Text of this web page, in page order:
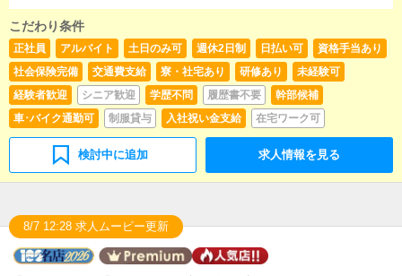
で、未経験の方でも安心して働けます。■企画の立案店
だきます。【新規のお客様の増加】【お客様のリピー
ト率の向上】【キャストの方の入店数の増加】など、
売上UPに繋がる施策の提案を行っていただきます。■
キャスト管理お店で働いていただいているキャストの
方が稼げるようにインターネットを使ったPR（写メ日
記）などの使い方などのアドバイスを行っていただき
ます。■PC更新業務ヘブンネットなど、ポータルサイ
ト等の店舗情報更新作業を行っていただきます。キャ
ストの出勤情報やイベント、求人ブログの作成となり
ます。基本的にはボタンを押すだけや、ブログの更新
苦手な人でも簡単にできます。■清掃・備品管理お客様
やキャストの方に快適にお過ごしいただくため、店内
の清掃や備品の管理・補充を行っていただきます。
寧に指導します♪ ◆志が高い方◆ブランクOK◆キャス
ト経験者も歓迎
こだわり条件
正社員 アルバイト 土日のみ可 週休2日制 日払い可
資格手当あり
社会保険完備
交通費支給 寮・社宅あり 研修あり
未経験可
経験者歓迎
シニア歓迎 学歴不問 履歴書不要
幹部候補
車･バイク通勤可
制服貸与 入社祝い金支給 在宅ワーク可
検討中に追加 求人情報を見る
8/7 12:28 求人ムービー更新